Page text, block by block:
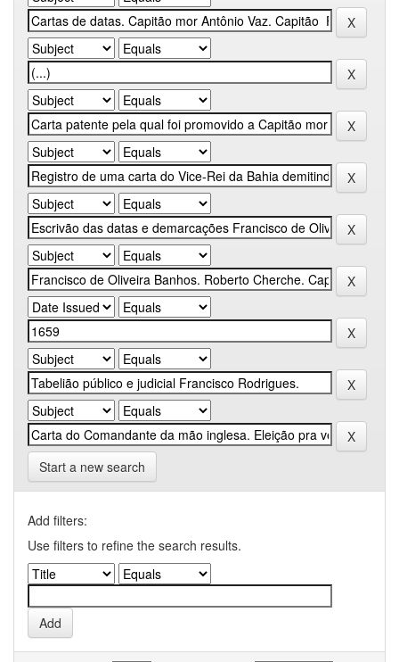
Start a new search
Add filters:
Use filters to refine the search results.